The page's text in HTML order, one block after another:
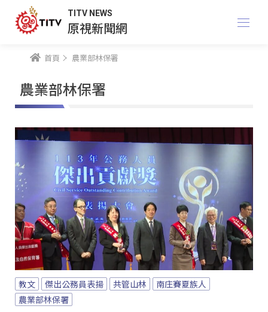
TITV NEWS
原視新聞網
首頁 農業部林保署
農業部林保署
教文 傑出公務員表揚 共管山林
南庄賽夏族人
農業部林保署